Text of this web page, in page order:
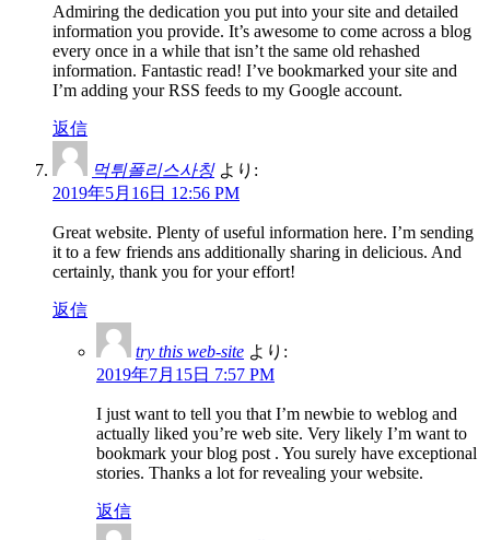
Admiring the dedication you put into your site and detailed
information you provide. It’s awesome to come across a blog
every once in a while that isn’t the same old rehashed
information. Fantastic read! I’ve bookmarked your site and
I’m adding your RSS feeds to my Google account.
返信
먹튀폴리스사칭 より:
2019年5月16日 12:56 PM
Great website. Plenty of useful information here. I’m sending
it to a few friends ans additionally sharing in delicious. And
certainly, thank you for your effort!
返信
try this web-site より:
2019年7月15日 7:57 PM
I just want to tell you that I’m newbie to weblog and
actually liked you’re web site. Very likely I’m want to
bookmark your blog post . You surely have exceptional
stories. Thanks a lot for revealing your website.
返信